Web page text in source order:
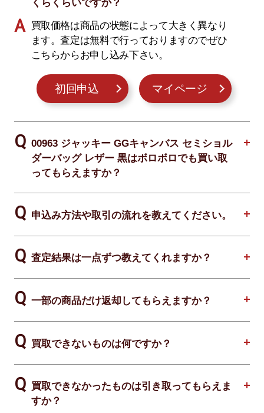
くらくらいですか？
買取価格は商品の状態によって大きく異なり
ます。査定は無料で行っておりますのでぜひ
こちらからお申し込み下さい。
初回申込 マイページ
00963 ジャッキー GGキャンバス セミショル
ダーバッグ レザー 黒はボロボロでも買い取
ってもらえますか？
申込み方法や取引の流れを教えてください。
査定結果は一点ずつ教えてくれますか？
一部の商品だけ返却してもらえますか？
買取できないものは何ですか？
買取できなかったものは引き取ってもらえま
すか？